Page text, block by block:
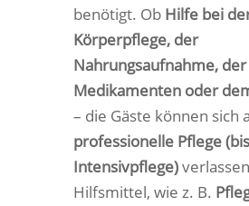
benötigt. Ob Hilfe bei
Körperpflege, der
Nahrungsaufnahme,
Medikamenten oder
– die Gäste können sich
professionelle Pflege
Intensivpflege)
Hilfsmittel, wie z. B.